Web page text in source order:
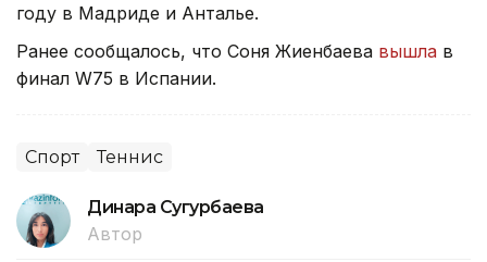
году в Мадриде и Анталье.
Ранее сообщалось, что Соня Жиенбаева вышла в
финал W75 в Испании.
Спорт Теннис
Динара Сугурбаева
Автор